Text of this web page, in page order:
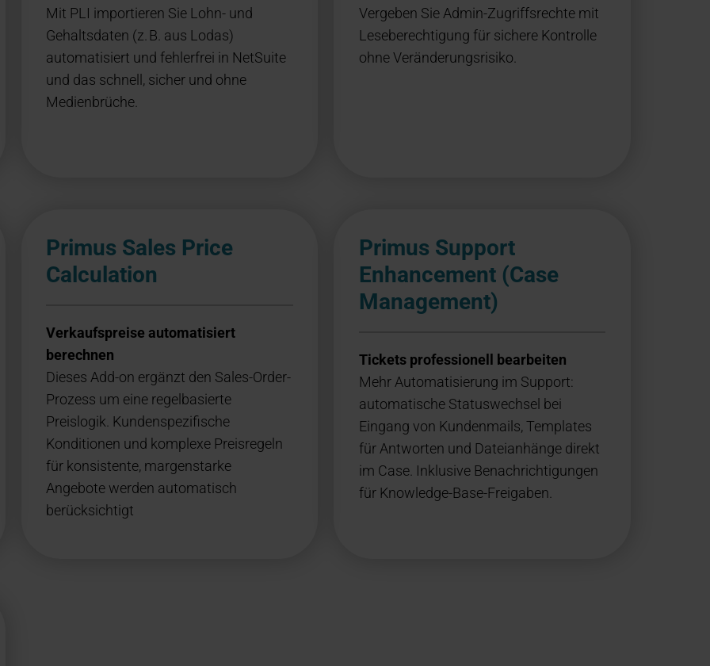
Mit PLI importieren Sie Lohn- und
Gehaltsdaten (z. B. aus Lodas)
automatisiert und fehlerfrei in NetSuite
und das schnell, sicher und ohne
Medienbrüche.
Vergeben Sie Admin-Zugriffsrechte mit
Leseberechtigung für sichere Kontrolle
ohne Veränderungsrisiko.
Primus Sales Price
Calculation
Verkaufspreise automatisiert
berechnen
Dieses Add-on ergänzt den Sales-Order-
Prozess um eine regelbasierte
Preislogik. Kundenspezifische
Konditionen und komplexe Preisregeln
für konsistente, margenstarke
Angebote werden automatisch
berücksichtigt
Primus Support
Enhancement (Case
Management)
Tickets professionell bearbeiten
Mehr Automatisierung im Support:
automatische Statuswechsel bei
Eingang von Kundenmails, Templates
für Antworten und Dateianhänge direkt
im Case. Inklusive Benachrichtigungen
für Knowledge-Base-Freigaben.